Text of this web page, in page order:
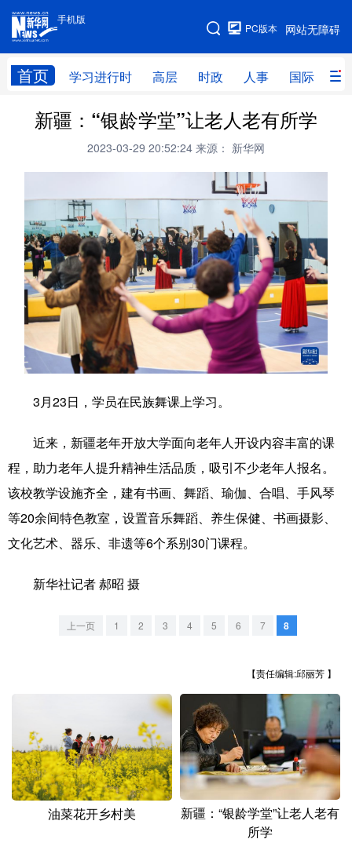
手机版
网站无障碍
PC版本
首页 学习进行时 高层 时政 人事 国际 财
手机版
网站地图
学习进行时 高层 时政 人事
财经 网评
全球连线
科技 科创 量子
文化 书画 健康 军事
访谈 视频 图片 政务
法律 中央文件 金融 汽车
食品 人居 信息化 数字经济
彩票 娱乐 时尚 悦读
文化产业
地方频道
江西
湖北
广东 广西 海南 重庆
四川 贵州 云南 西藏
陕西 甘肃 青海 宁夏
新疆：“银龄学堂”让老人老有所学
2023-03-29 20:52:24 来源： 新华网
3月23日，学员在民族舞课上学习。
近来，新疆老年开放大学面向老年人开设内容丰富的课
程，助力老年人提升精神生活品质，吸引不少老年人报名。
该校教学设施齐全，建有书画、舞蹈、瑜伽、合唱、手风琴
等20余间特色教室，设置音乐舞蹈、养生保健、书画摄影、
文化艺术、器乐、非遗等6个系别30门课程。
新华社记者 郝昭 摄
上一页 1 2 3 4 5 6 7 8
【责任编辑:邱丽芳 】
油菜花开乡村美
新疆：“银龄学堂”让老人老有
所学